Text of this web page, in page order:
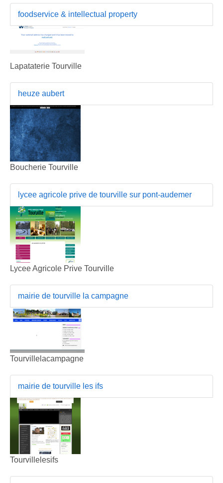
foodservice & intellectual property
Lapataterie Tourville
heuze aubert
Boucherie Tourville
lycee agricole prive de tourville sur pont-audemer
Lycee Agricole Prive Tourville
mairie de tourville la campagne
Tourvillelacampagne
mairie de tourville les ifs
Tourvillelesifs